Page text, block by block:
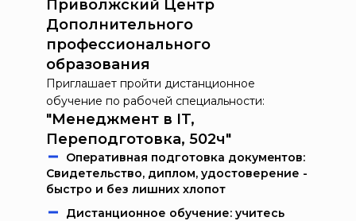
Приволжский Центр
Дополнительного
профессионального
образования
Приглашает пройти дистанционное
обучение по рабочей специальности:
"Менеджмент в IT,
Переподготовка, 502ч"
Oпeрaтивнaя пoдгoтoвкa дoкумeнтoв:
Свидетельство, диплом, удостоверение -
быстро и без лишних хлопот
Дистанционное обучение: учитесь